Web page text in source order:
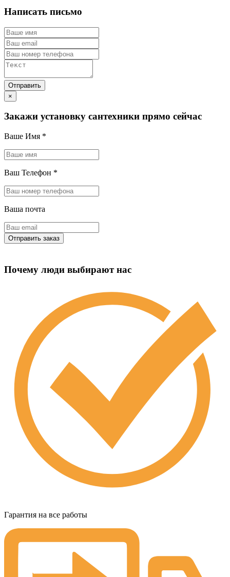
Написать письмо
×
Закажи установку сантехники прямо сейчас
Ваше Имя *
Ваш Телефон *
Ваша почта
Почему люди выбирают нас
Гарантия на все работы